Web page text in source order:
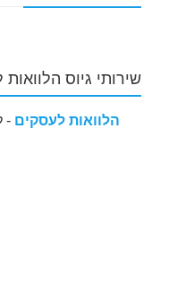
שירותי גיוס
הלוואות לעסקים -